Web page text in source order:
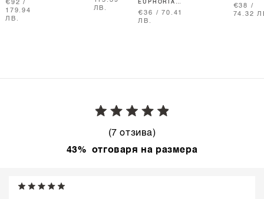
ПАНТАЛОН
С
€92 /
179.94
ЛВ.
- CREAM
ЛВ.
EUPHORIA
ПЛАЖНА
ХАВЛИЯ
€36 / 70.41
ЛВ.
ОТ
€38 /
74.32
(7 отзива)
43% отговаря на размера